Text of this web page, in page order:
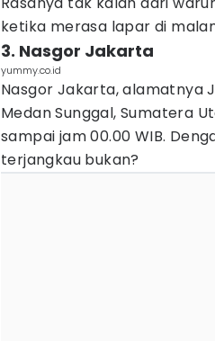
ketika merasa lapar di
3. Nasgor Jakarta
yummy.co.id
Nasgor Jakarta, alamatnya
Medan Sunggal, Sumatera
sampai jam 00.00 WIB.
terjangkau bukan?